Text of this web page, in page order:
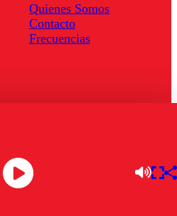
Quienes Somos
Contacto
Frecuencias